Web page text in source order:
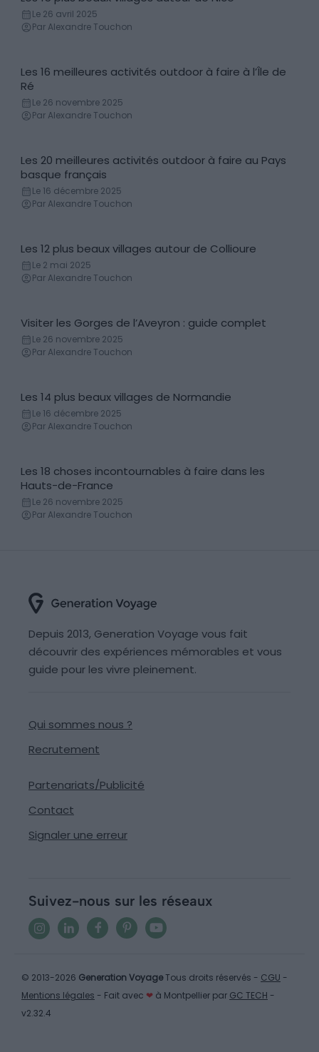
Villes & Villages
Le 26 avril 2025
Par Alexandre Touchon
Sport & Divertissement
Les 16 meilleures activités outdoor à faire à l’Île de
Ré
Le 26 novembre 2025
Par Alexandre Touchon
Sport & Divertissement
Les 20 meilleures activités outdoor à faire au Pays
basque français
Le 16 décembre 2025
Par Alexandre Touchon
Villes & Villages
Les 12 plus beaux villages autour de Collioure
Le 2 mai 2025
Par Alexandre Touchon
Gorge & Canyon
Visiter les Gorges de l’Aveyron : guide complet
Le 26 novembre 2025
Par Alexandre Touchon
Villes & Villages
Les 14 plus beaux villages de Normandie
Le 16 décembre 2025
Par Alexandre Touchon
Incontournables
Les 18 choses incontournables à faire dans les
Hauts-de-France
Le 26 novembre 2025
Par Alexandre Touchon
Depuis 2013, Generation Voyage vous fait
découvrir des expériences mémorables et vous
guide pour les vivre pleinement.
Qui sommes nous ?
Recrutement
Partenariats/Publicité
Contact
Signaler une erreur
Suivez-nous sur les réseaux
© 2013-2026 Generation VoyageTous droits réservés - CGU -
Mentions légales - Fait avec ❤ à Montpellier par GC TECH -
v2.32.4